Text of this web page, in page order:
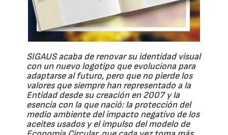
SIGAUS acaba de renovar su identidad visual
con un nuevo logotipo que evoluciona para
adaptarse al futuro, pero que no pierde los
valores que siempre han representado a la
Entidad desde su creación en 2007 y la
esencia con la que nació: la protección del
medio ambiente del impacto negativo de los
aceites usados y el impulso del modelo de